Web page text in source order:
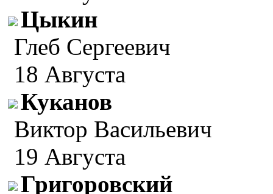
Цыкин
Глеб Сергеевич
18 Августа
Куканов
Виктор Васильевич
19 Августа
Григоровский